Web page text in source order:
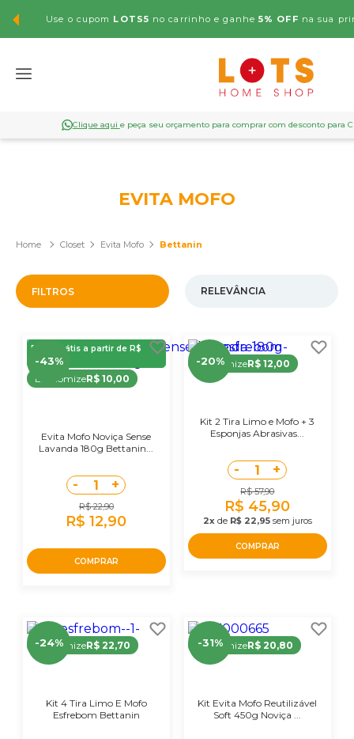
Use o cupom LOTS5 no carrinho e ganhe5% OFF na sua
Clique aqui e peça seu orçamento para comprar com desconto para
EVITA MOFO
Closet Evita Mofo Bettanin
FILTROS
Frete Grátis a partir de R$
39,90
-43%
EconomizeR$ 10,00
Evita Mofo Noviça Sense
Lavanda 180g Bettanin...
- 1 +
R$ 22,90
R$ 12,90
COMPRAR
-20%
EconomizeR$ 12,00
Kit 2 Tira Limo e Mofo + 3
Esponjas Abrasivas...
- 1 +
R$ 57,90
R$ 45,90
2xde R$ 22,95sem juros
COMPRAR
-24%
EconomizeR$ 22,70
Kit 4 Tira Limo E Mofo
Esfrebom Bettanin
-31%
EconomizeR$ 20,80
Kit Evita Mofo Reutilizável
Soft 450g Noviça ...